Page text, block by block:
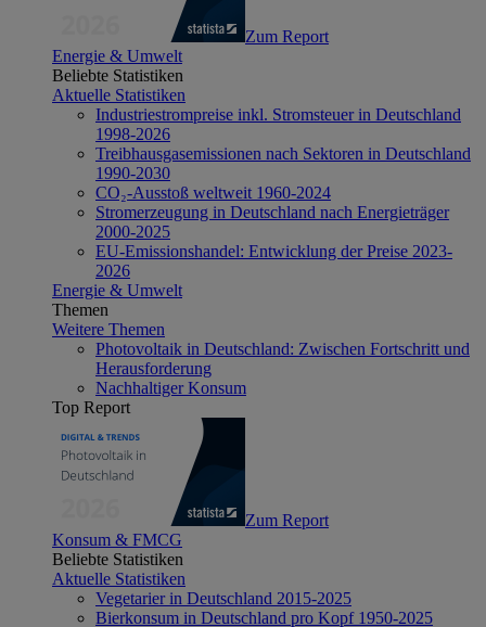
Zum Report
Energie & Umwelt
Beliebte Statistiken
Aktuelle Statistiken
Industriestrompreise inkl. Stromsteuer in Deutschland
1998-2026
Treibhausgasemissionen nach Sektoren in Deutschland
1990-2030
CO₂-Ausstoß weltweit 1960-2024
Stromerzeugung in Deutschland nach Energieträger
2000-2025
EU-Emissionshandel: Entwicklung der Preise 2023-
2026
Energie & Umwelt
Themen
Weitere Themen
Photovoltaik in Deutschland: Zwischen Fortschritt und
Herausforderung
Nachhaltiger Konsum
Top Report
Zum Report
Konsum & FMCG
Beliebte Statistiken
Aktuelle Statistiken
Vegetarier in Deutschland 2015-2025
Bierkonsum in Deutschland pro Kopf 1950-2025